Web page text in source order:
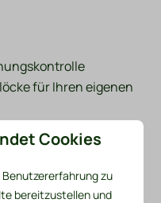
für Ihren eigenen
Cookies
zu
bereitzustellen und